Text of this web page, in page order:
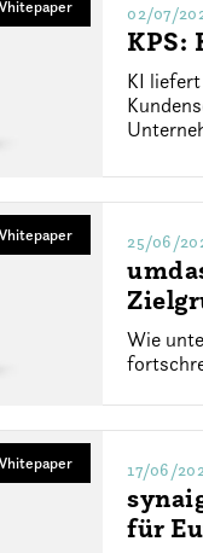
02/07/
KPS:
KI
25/06/
Wie
17/06/
für